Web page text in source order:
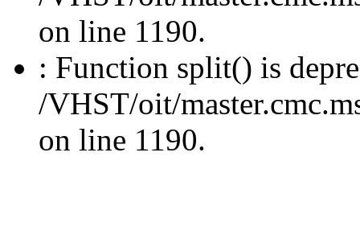
on line 1190.
: Function split() is
/VHST/oit/
on line 1190.